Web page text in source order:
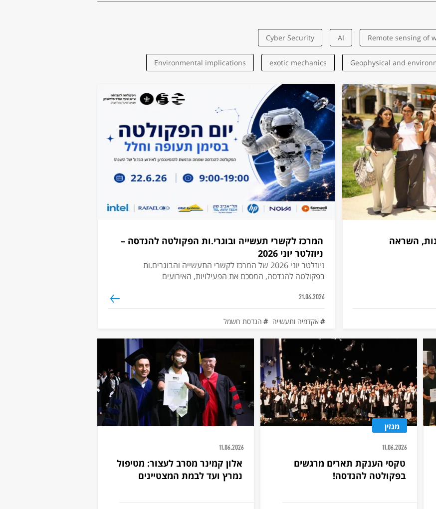
Remote sensing of
AI
Cyber Security
Geophysical and
exotic mechanics
Environmental implications
Deep learning
CO2 storage
Biomedical
Bioelectronics
Beetles
Radio Physics and Engineering
nanotechnologies
Optics
oil and natural gas
nanomaterials
Numerical models
Nanoelectronics
Nonlinear optics
Mechanical Engineering
Interfacial Phenomena
materials for water
2026: חדשנות, השראה
21.06.2026
המרכז לקשרי תעשייה ובוגרי.ות הפקולטה להנדסה –
ניוזלטר יוני 2026
ניוזלטר יוני 2026 של המרכז לקשרי התעשייה והבוגרים.ות
בפקולטה להנדסה, המסכם את הפעילויות, האירועים
אקדמיה ותעשייה הנדסת חשמל
מגזין
11.06.2026
טקסי הענקת תארים מרגשים
בפקולטה להנדסה!
11.06.2026
אלון קמינר מסרב לעצור: מטיפול
נמרץ ועד לבמת המצטיינים